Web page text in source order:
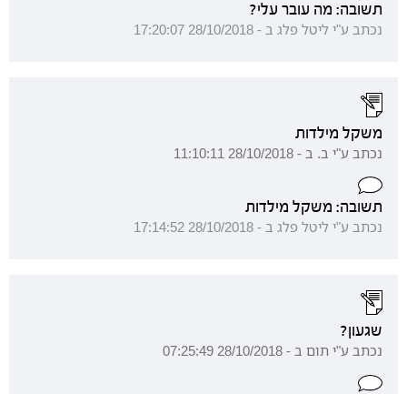
תשובה: מה עובר עלי?
נכתב ע"י ליטל פלג ב - 28/10/2018 17:20:07
משקל מילדות
נכתב ע"י ב. ב - 28/10/2018 11:10:11
תשובה: משקל מילדות
נכתב ע"י ליטל פלג ב - 28/10/2018 17:14:52
שגעון?
נכתב ע"י תום ב - 28/10/2018 07:25:49